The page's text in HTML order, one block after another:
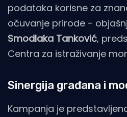
podataka korisne za
očuvanje prirode -
Smodlaka Tanković,
Centra za istraživanje
Sinergija građana i
Kampanja je